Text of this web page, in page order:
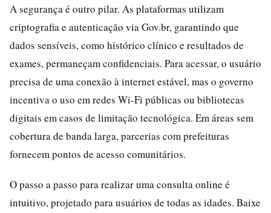
A segurança é outro pilar. As plataformas utilizam
criptografia e autenticação via Gov.br, garantindo que
dados sensíveis, como histórico clínico e resultados de
exames, permaneçam confidenciais. Para acessar, o usuário
precisa de uma conexão à internet estável, mas o governo
incentiva o uso em redes Wi-Fi públicas ou bibliotecas
digitais em casos de limitação tecnológica. Em áreas sem
cobertura de banda larga, parcerias com prefeituras
fornecem pontos de acesso comunitários.
O passo a passo para realizar uma consulta online é
intuitivo, projetado para usuários de todas as idades. Baixe